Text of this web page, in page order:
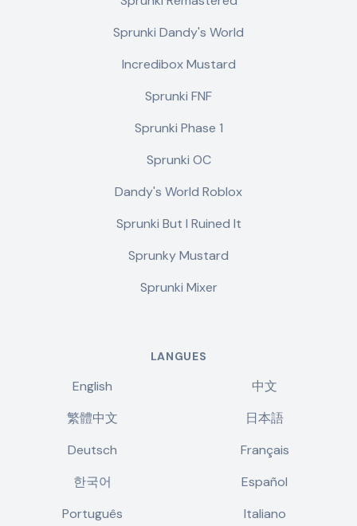
Sprunki Dandy's World
Incredibox Mustard
Sprunki FNF
Sprunki Phase 1
Sprunki OC
Dandy's World Roblox
Sprunki But I Ruined It
Sprunky Mustard
Sprunki Mixer
LANGUES
English
中文
繁體中文
日本語
Deutsch
Français
한국어
Español
Português
Italiano